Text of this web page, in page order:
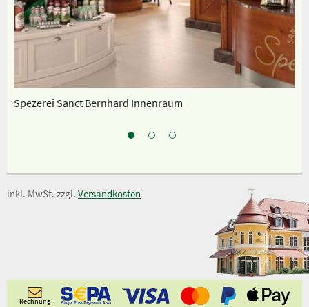
Spezerei Sanct Bernhard Innenraum
inkl. MwSt. zzgl. Versandkosten
Rechnung